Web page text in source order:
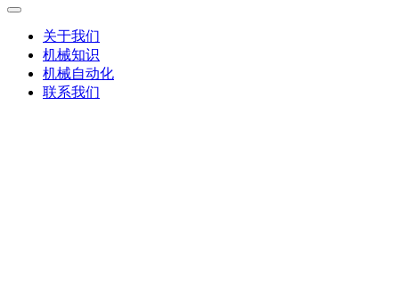
关于我们
机械知识
机械自动化
联系我们